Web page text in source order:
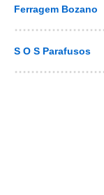
Ferragem Bozano
S O S Parafusos